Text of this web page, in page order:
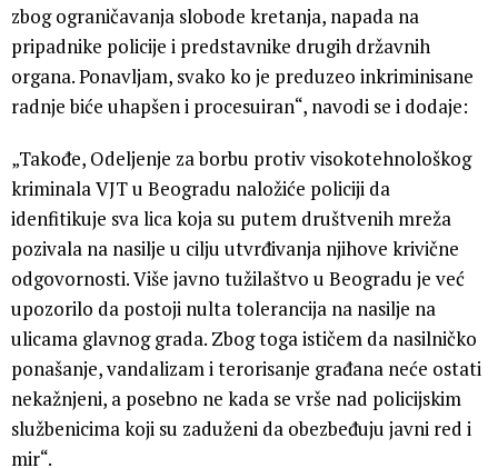
zbog ograničavanja slobode kretanja, napada na
pripadnike policije i predstavnike drugih državnih
organa. Ponavljam, svako ko je preduzeo inkriminisane
radnje biće uhapšen i procesuiran“, navodi se i dodaje:
„Takođe, Odeljenje za borbu protiv visokotehnološkog
kriminala VJT u Beogradu naložiće policiji da
idenfitikuje sva lica koja su putem društvenih mreža
pozivala na nasilje u cilju utvrđivanja njihove krivične
odgovornosti. Više javno tužilaštvo u Beogradu je već
upozorilo da postoji nulta tolerancija na nasilje na
ulicama glavnog grada. Zbog toga ističem da nasilničko
ponašanje, vandalizam i terorisanje građana neće ostati
nekažnjeni, a posebno ne kada se vrše nad policijskim
službenicima koji su zaduženi da obezbeđuju javni red i
mir“.